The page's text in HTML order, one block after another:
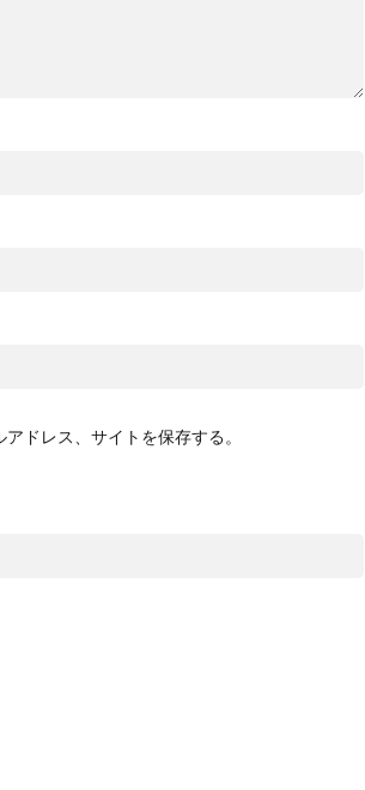
ドレス、サイトを保存する。